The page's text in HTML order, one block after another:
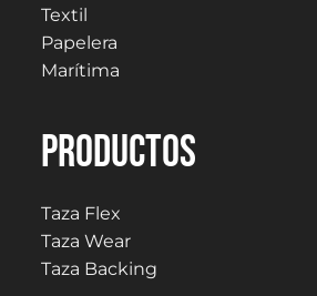
Textil
Papelera
Marítima
PRODUCTOS
Taza Flex
Taza Wear
Taza Backing